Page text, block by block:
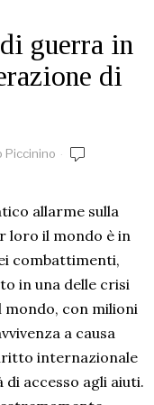
guerra in
di
Piccinino
allarme sulla
loro il mondo è in
combattimenti,
in una delle crisi
mondo, con milioni
a causa
internazionale
accesso agli aiuti.